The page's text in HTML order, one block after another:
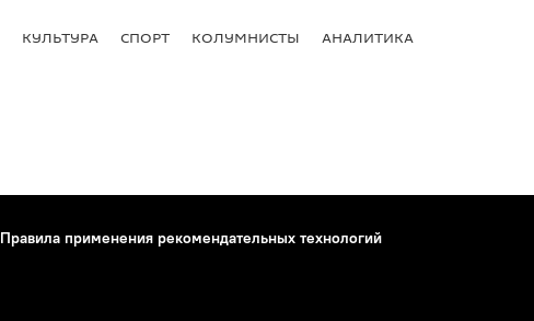
КУЛЬТУРА СПОРТ КОЛУМНИСТЫ АНАЛИТИКА
Правила применения рекомендательных технологий